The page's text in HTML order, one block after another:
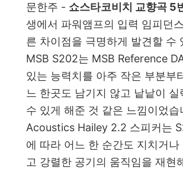
문한주 - 쇼스타코비치 교향곡 5
생에서 파워앰프의 입력 임피던
른 차이점을 극명하게 발견할 수
MSB S202는 MSB Reference
있는 능력치를 아주 작은 부분부
느 한곳도 남기지 않고 낱낱이
수 있게 해준 것 같은 느낌이었습
Acoustics Hailey 2.2 스피커는
에 따라 어느 한 순간도 지치거나
고 강렬한 공기의 움직임을 재현